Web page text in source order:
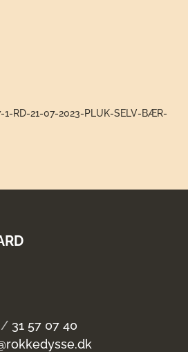
1-RD-21-07-2023-PLUK-SELV-BÆR-
/ 31 57 07 40